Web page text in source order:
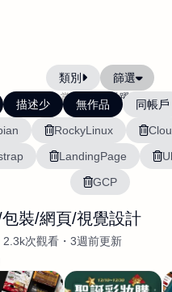
類別 篩選
當前排序: 活躍度
描述少 無作品
同帳戶
RockyLinux
LandingPage
GCP
裝/網頁/視覺設計
2.3k次觀看
3週前更新